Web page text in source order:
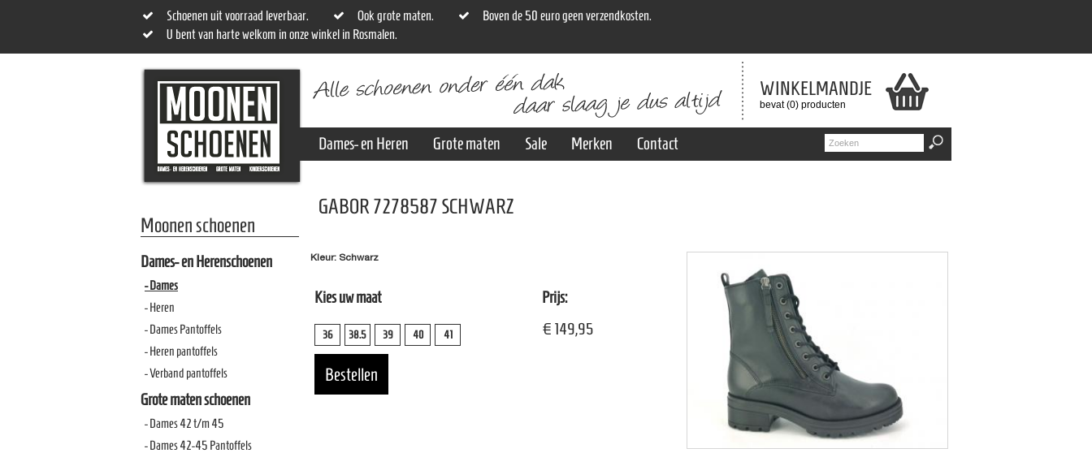
Schoenen uit voorraad leverbaar. Ook grote maten.
Boven de 50 euro geen verzendkosten.
U bent van harte welkom in onze winkel in Rosmalen.
WINKELMANDJE
bevat (0) producten
Dames- en Heren Grote maten Sale Merken Contact
Moonen schoenen
Dames- en Herenschoenen
- Dames
- Heren
- Dames Pantoffels
- Heren pantoffels
- Verband pantoffels
Grote maten schoenen
- Dames 42 t/m 45
- Dames 42-45 Pantoffels
GABOR 7278587 SCHWARZ
Kleur: Schwarz
Kies uw maat
36 38.5 39 40 41
Prijs:
€ 149,95